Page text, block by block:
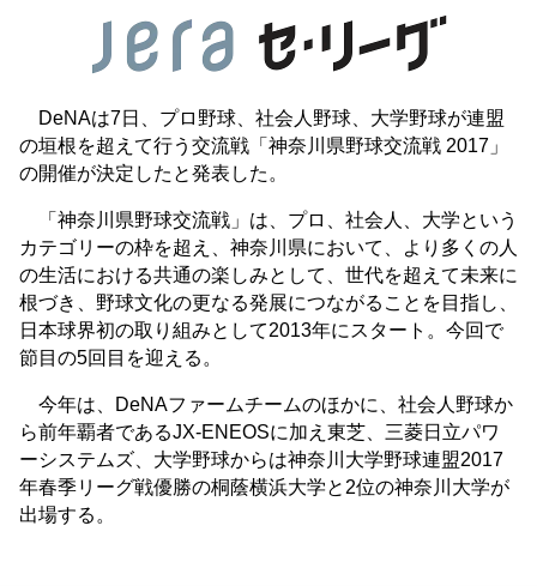
DeNAは7日、プロ野球、社会人野球、大学野球が連盟
の垣根を超えて行う交流戦「神奈川県野球交流戦 2017」
の開催が決定したと発表した。
「神奈川県野球交流戦」は、プロ、社会人、大学という
カテゴリーの枠を超え、神奈川県において、より多くの人
の生活における共通の楽しみとして、世代を超えて未来に
根づき、野球文化の更なる発展につながることを目指し、
日本球界初の取り組みとして2013年にスタート。今回で
節目の5回目を迎える。
今年は、DeNAファームチームのほかに、社会人野球か
ら前年覇者であるJX-ENEOSに加え東芝、三菱日立パワ
ーシステムズ、大学野球からは神奈川大学野球連盟2017
年春季リーグ戦優勝の桐蔭横浜大学と2位の神奈川大学が
出場する。